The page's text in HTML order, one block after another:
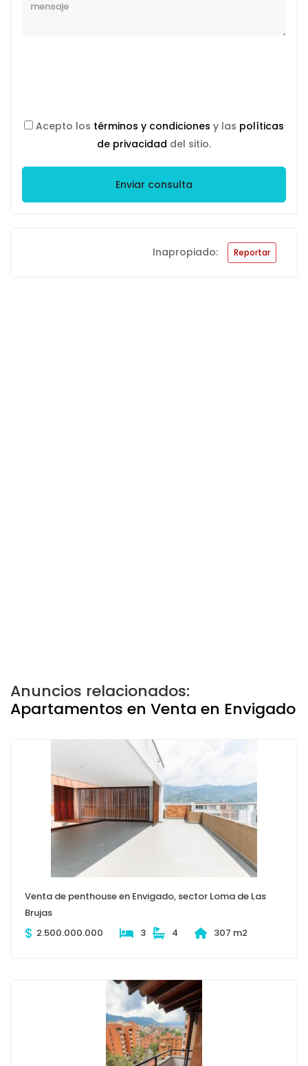
Acepto los términos y condiciones y las políticas
de privacidad del sitio.
Enviar consulta
Inapropiado: Reportar
Anuncios relacionados:
Apartamentos en Venta en Envigado
Venta de penthouse en Envigado, sector Loma de Las
Brujas
$ 2.500.000.000 3 4 307 m2